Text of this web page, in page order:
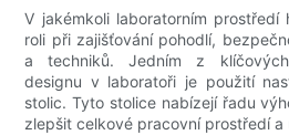
V jakémkoli laboratorním prostředí
roli při zajišťování pohodlí,
a techniků. Jedním z
designu v laboratoři je použití
stolic. Tyto stolice nabízejí řadu
zlepšit celkové pracovní prostředí